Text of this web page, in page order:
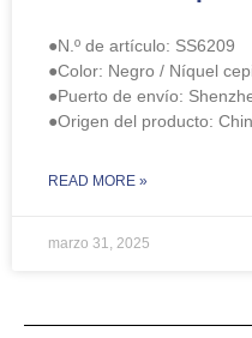
●N.º de artículo: ​SS6209
●Color: Negro / Níquel
●Puerto de envío:
●Origen del producto:
READ MORE »
marzo 31, 2025